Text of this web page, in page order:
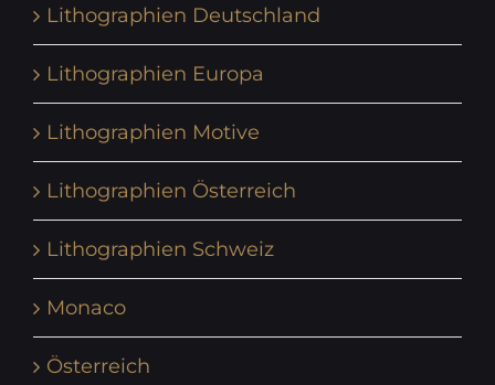
Lithographien Deutschland
Lithographien Europa
Lithographien Motive
Lithographien Österreich
Lithographien Schweiz
Monaco
Österreich